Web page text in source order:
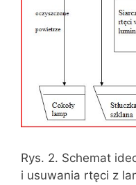
Rys. 2. Schemat
i usuwania rtęci z